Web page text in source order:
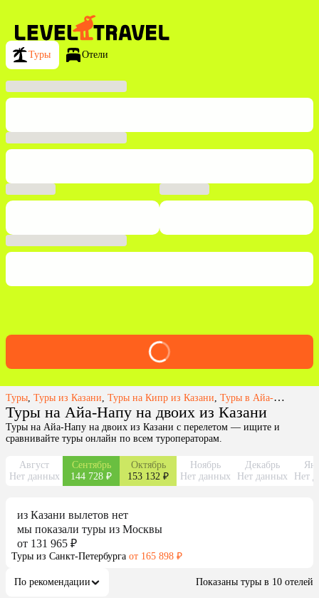
Туры Отели
Туры Туры из Казани Туры на Кипр из Казани Туры в Айа-Напу из Казани
Туры на Айа-Напу на двоих из Казани
Туры на Айа-Напу на двоих из Казани с перелетом — ищите и
сравнивайте туры онлайн по всем туроператорам.
Август
Нет данных
Сентябрь
144 728 ₽
Октябрь
153 132 ₽
Ноябрь
Нет данных
Декабрь
Нет данных
Нет
из Казани вылетов нет
мы показали туры из Москвы
от 131 965 ₽
Туры из Санкт-Петербурга от 165 898 ₽
По рекомендации Показаны туры в 10 отелей